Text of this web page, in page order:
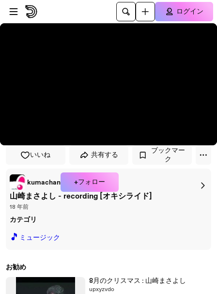
プレイヤーにスキップ
メインコンテンツにスキップ
ログイン
いいね 共有する
ブックマー
ク
kumachan +フォロー
山崎まさよし - recording [オキシライド]
18 年前
カテゴリ
🎵 ミュージック
お勧め
8月のクリスマス : 山崎まさよし
upxyzvdo